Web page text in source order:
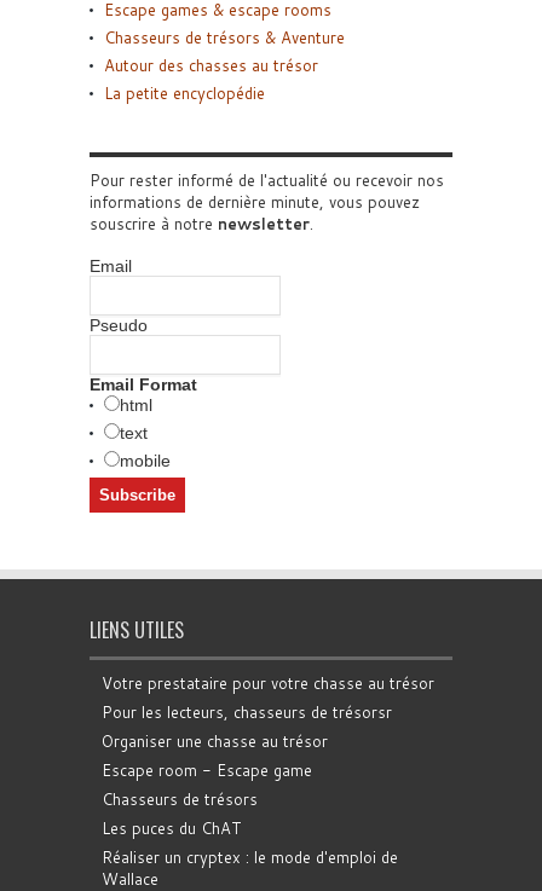
Escape games & escape rooms
Chasseurs de trésors & Aventure
Autour des chasses au trésor
La petite encyclopédie
Pour rester informé de l'actualité ou recevoir nos
informations de dernière minute, vous pouvez
souscrire à notre newsletter.
Email
Pseudo
Email Format
html
text
mobile
LIENS UTILES
Votre prestataire pour votre chasse au trésor
Pour les lecteurs, chasseurs de trésorsr
Organiser une chasse au trésor
Escape room - Escape game
Chasseurs de trésors
Les puces du ChAT
Réaliser un cryptex : le mode d'emploi de
Wallace